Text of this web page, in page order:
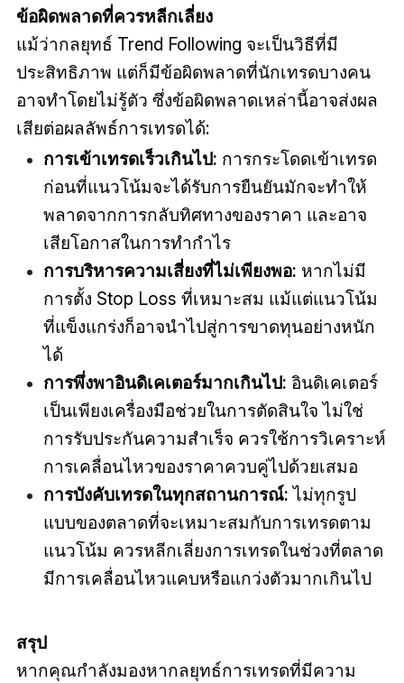
ข้อผิดพลาดที่ควรหลีกเลี่ยง
แม้ว่ากลยุทธ์ Trend Following จะเป็นวิธีที่มี
ประสิทธิภาพ แต่ก็มีข้อผิดพลาดที่นักเทรดบางคน
อาจทำโดยไม่รู้ตัว ซึ่งข้อผิดพลาดเหล่านี้อาจส่งผล
เสียต่อผลลัพธ์การเทรดได้:
การเข้าเทรดเร็วเกินไป: การกระโดดเข้าเทรด
ก่อนที่แนวโน้มจะได้รับการยืนยันมักจะทำให้
พลาดจากการกลับทิศทางของราคา และอาจ
เสียโอกาสในการทำกำไร
การบริหารความเสี่ยงที่ไม่เพียงพอ: หากไม่มี
การตั้ง Stop Loss ที่เหมาะสม แม้แต่แนวโน้ม
ที่แข็งแกร่งก็อาจนำไปสู่การขาดทุนอย่างหนัก
ได้
การพึ่งพาอินดิเคเตอร์มากเกินไป: อินดิเคเตอร์
เป็นเพียงเครื่องมือช่วยในการตัดสินใจ ไม่ใช่
การรับประกันความสำเร็จ ควรใช้การวิเคราะห์
การเคลื่อนไหวของราคาควบคู่ไปด้วยเสมอ
การบังคับเทรดในทุกสถานการณ์:ไม่ทุกรูป
แบบของตลาดที่จะเหมาะสมกับการเทรดตาม
แนวโน้ม ควรหลีกเลี่ยงการเทรดในช่วงที่ตลาด
มีการเคลื่อนไหวแคบหรือแกว่งตัวมากเกินไป
สรุป
หากคุณกำลังมองหากลยุทธ์การเทรดที่มีความ